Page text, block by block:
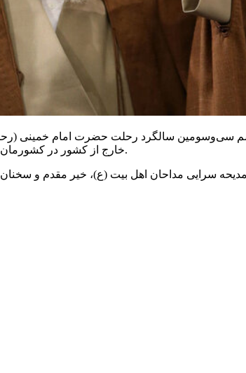
سی‌وسومین سالگرد رحلت حضرت امام خمینی (
خارج از کشوردر کشورمان و با رعایت دستورالعمل‌های بهداشتی در حرم مطهر امام خمینی (ره) آغاز می‌شود.
سرایی مداحان اهل بیت (ع)، خیر مقدم و سخنان